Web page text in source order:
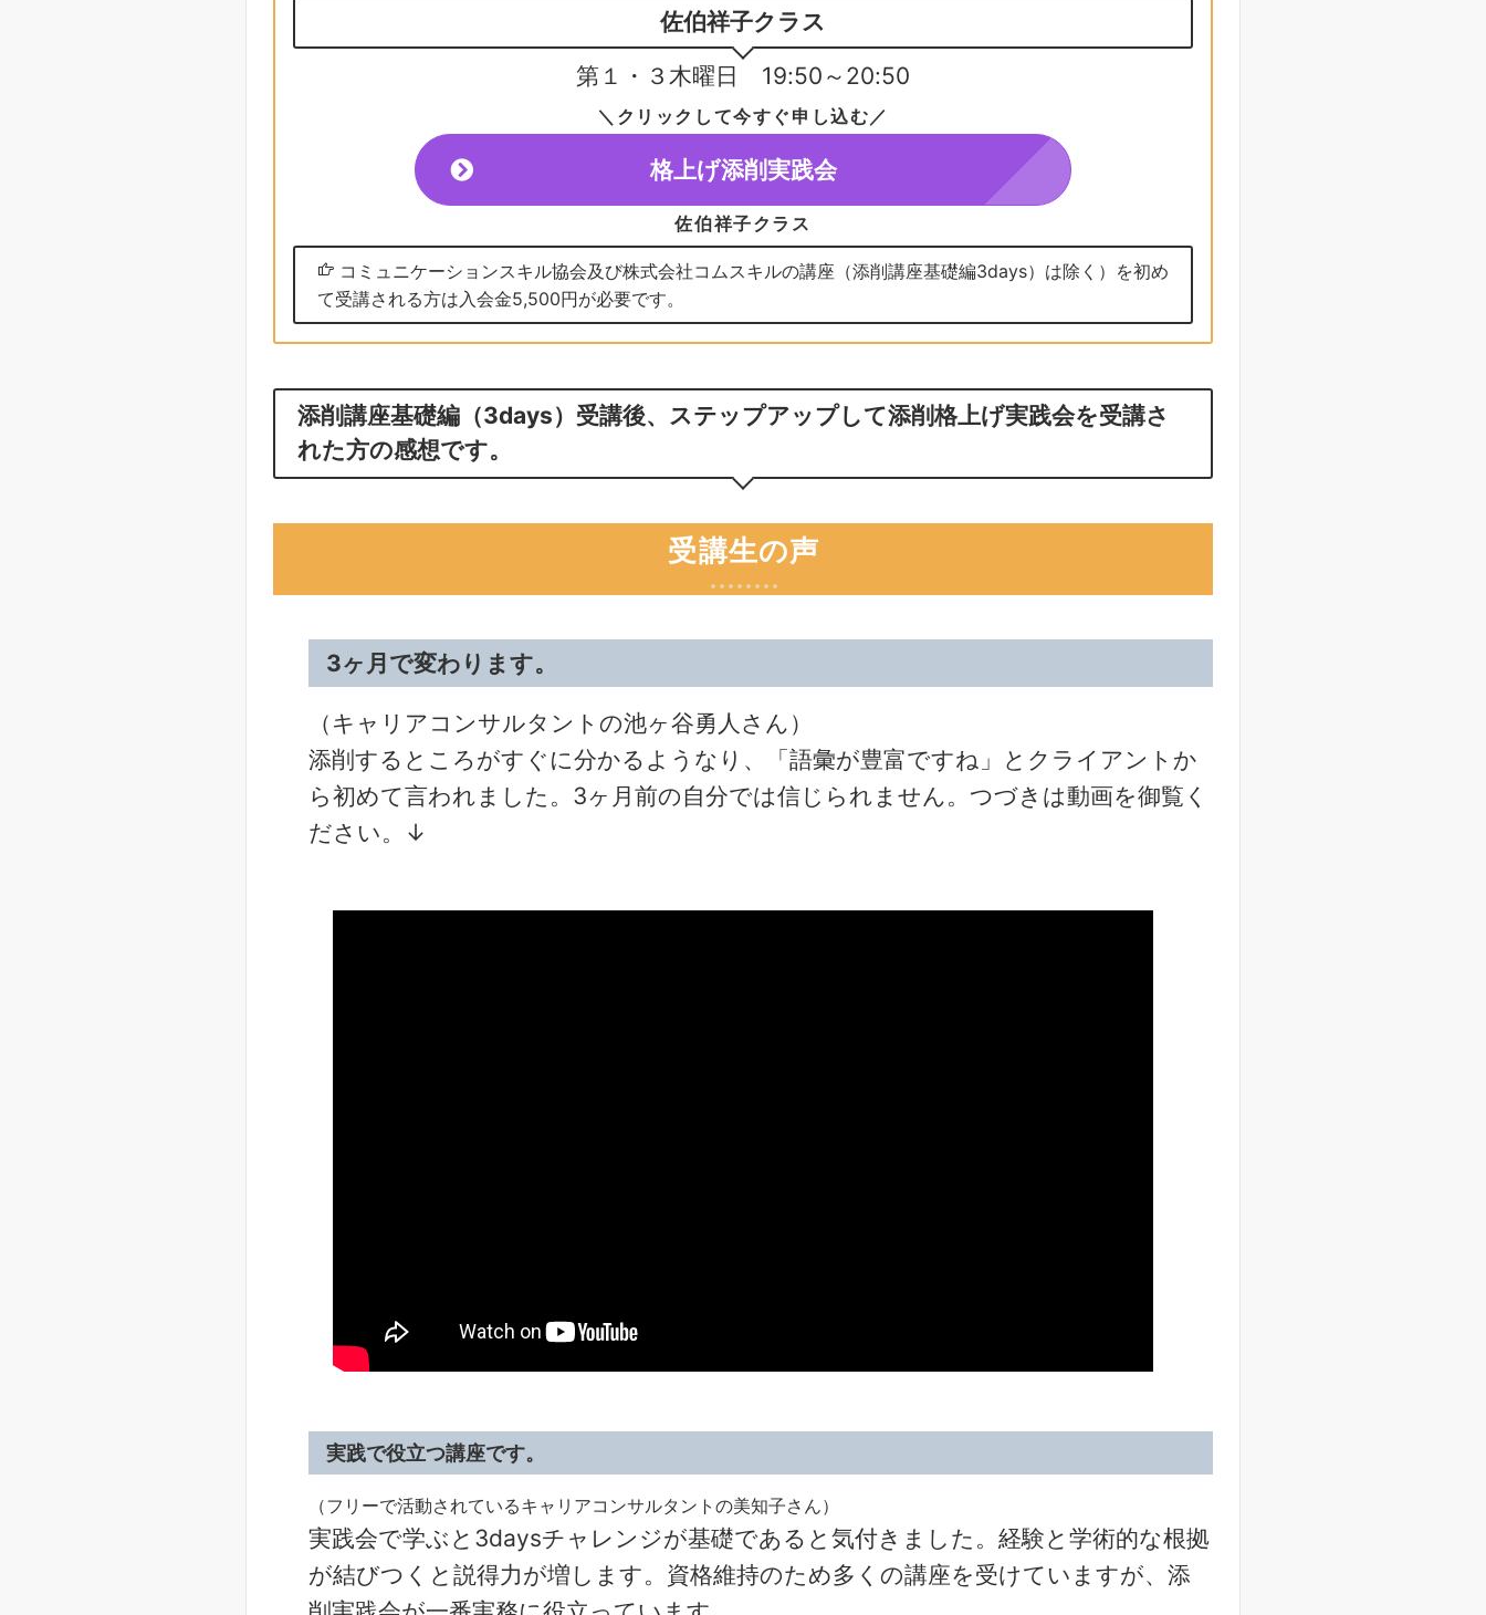
佐伯祥子クラス
第１・３木曜日 19:50～20:50
＼クリックして今すぐ申し込む／
格上げ添削実践会
佐伯祥子クラス
コミュニケーションスキル協会及び株式会社コムスキルの講座（添削講座基礎編3days）は除く）を初め
て受講される方は入会金5,500円が必要です。
添削講座基礎編（3days）受講後、ステップアップして添削格上げ実践会を受講さ
れた方の感想です。
受講生の声
3ヶ月で変わります。
（キャリアコンサルタントの池ヶ谷勇人さん）
添削するところがすぐに分かるようなり、「語彙が豊富ですね」とクライアントか
ら初めて言われました。3ヶ月前の自分では信じられません。つづきは動画を御覧く
ださい。↓
実践で役立つ講座です。
（フリーで活動されているキャリアコンサルタントの美知子さん）
実践会で学ぶと3daysチャレンジが基礎であると気付きました。経験と学術的な根拠
が結びつくと説得力が増します。資格維持のため多くの講座を受けていますが、添